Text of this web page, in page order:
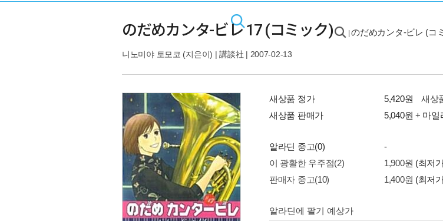
のだめカンタ-ビレ 17 (コミック) |のだめカンタ-ビレ (コ
니노미야 토모코 (지은이) |講談社 | 2007-02-13
새상품 정가 5,420원
새상
새상품 판매가
5,040원 + 마일
알라딘 중고(0)
-
이 광활한 우주점(2)
1,900원 (최저
판매자 중고(10)
1,400원 (최저
알라딘에 팔기 예상가